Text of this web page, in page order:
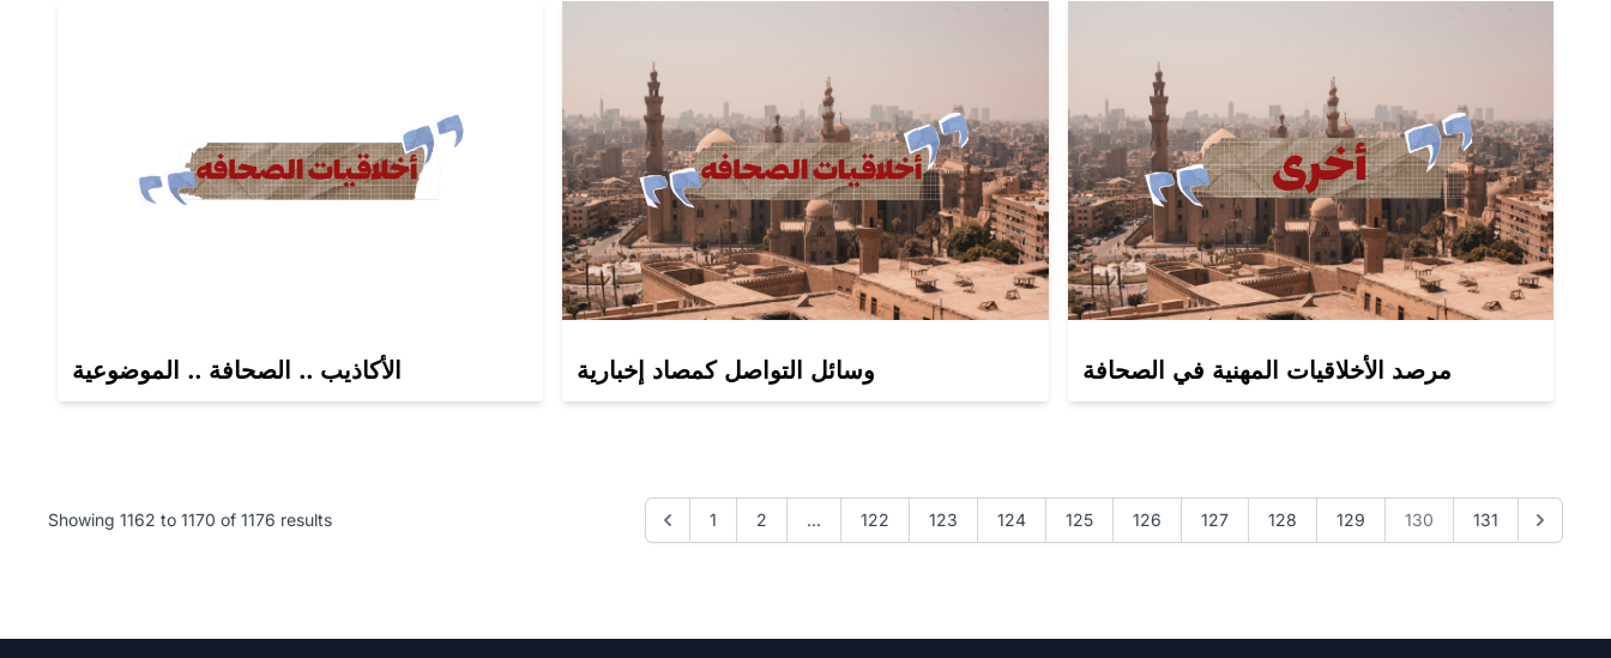
الأكاذيب .. الصحافة .. الموضوعية وسائل التواصل كمصاد إخبارية مرصد الأخلاقيات المهنية في الصحافة
Showing 1162 to 1170 of 1176 results 1 2 ... 122 123 124 125 126 127 128 129 130 131